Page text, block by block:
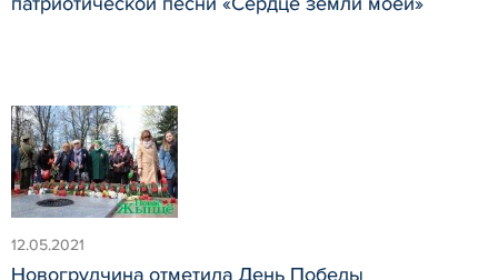
12.05.2021
Новогрудчина отметила День Победы